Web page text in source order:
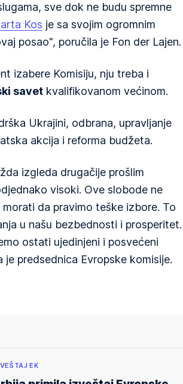
sve dok ne budu spremne
Kos je sa svojim ogromnim
posao", poručila je Fon der Lajen.
izabere Komisiju, nju treba i
savet kvalifikovanom većinom.
Ukrajini, odbrana, upravljanje
akcija i reforma budžeta.
izgleda drugačije prošlim
visoki. Ove slobode ne
da pravimo teške izbore. To
u našu bezbednosti i prosperitet.
ostati ujedinjeni i posvećeni
je predsednica Evropske komisije.
EK